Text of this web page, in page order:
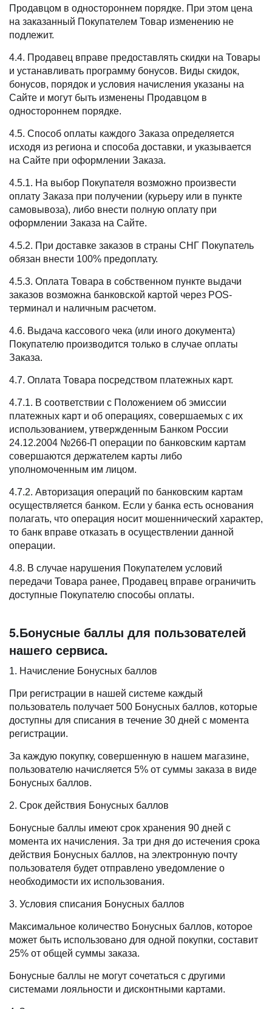
Продавцом в одностороннем порядке. При этом цена
на заказанный Покупателем Товар изменению не
подлежит.
4.4. Продавец вправе предоставлять скидки на Товары
и устанавливать программу бонусов. Виды скидок,
бонусов, порядок и условия начисления указаны на
Сайте и могут быть изменены Продавцом в
одностороннем порядке.
4.5. Способ оплаты каждого Заказа определяется
исходя из региона и способа доставки, и указывается
на Сайте при оформлении Заказа.
4.5.1. На выбор Покупателя возможно произвести
оплату Заказа при получении (курьеру или в пункте
самовывоза), либо внести полную оплату при
оформлении Заказа на Сайте.
4.5.2. При доставке заказов в страны СНГ Покупатель
обязан внести 100% предоплату.
4.5.3. Оплата Товара в собственном пункте выдачи
заказов возможна банковской картой через POS-
терминал и наличным расчетом.
4.6. Выдача кассового чека (или иного документа)
Покупателю производится только в случае оплаты
Заказа.
4.7. Оплата Товара посредством платежных карт.
4.7.1. В соответствии с Положением об эмиссии
платежных карт и об операциях, совершаемых с их
использованием, утвержденным Банком России
24.12.2004 №266-П операции по банковским картам
совершаются держателем карты либо
уполномоченным им лицом.
4.7.2. Авторизация операций по банковским картам
осуществляется банком. Если у банка есть основания
полагать, что операция носит мошеннический характер,
то банк вправе отказать в осуществлении данной
операции.
4.8. В случае нарушения Покупателем условий
передачи Товара ранее, Продавец вправе ограничить
доступные Покупателю способы оплаты.
5.Бонусные баллы для пользователей
нашего сервиса.
1. Начисление Бонусных баллов
При регистрации в нашей системе каждый
пользователь получает 500 Бонусных баллов, которые
доступны для списания в течение 30 дней с момента
регистрации.
За каждую покупку, совершенную в нашем магазине,
пользователю начисляется 5% от суммы заказа в виде
Бонусных баллов.
2. Срок действия Бонусных баллов
Бонусные баллы имеют срок хранения 90 дней с
момента их начисления. За три дня до истечения срока
действия Бонусных баллов, на электронную почту
пользователя будет отправлено уведомление о
необходимости их использования.
3. Условия списания Бонусных баллов
Максимальное количество Бонусных баллов, которое
может быть использовано для одной покупки, составит
25% от общей суммы заказа.
Бонусные баллы не могут сочетаться с другими
системами лояльности и дисконтными картами.